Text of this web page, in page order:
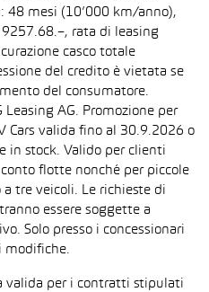
48 mesi (10’000 km/anno),
rata di leasing
casco totale
del credito è vietata se
del consumatore.
AG. Promozione per
Cars valida fino al 30.9.2026 o
in stock. Valido per clienti
flotte nonché per piccole
tre veicoli. Le richieste di
essere soggette a
Solo presso i concessionari
modifiche.
valida per i contratti stipulati